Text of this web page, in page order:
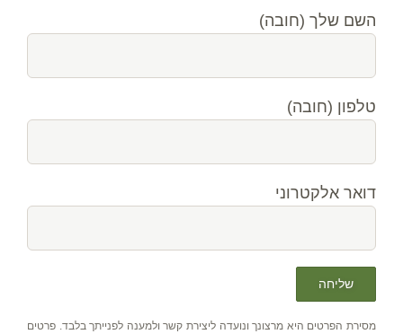
השם שלך (חובה)
טלפון (חובה)
דואר אלקטרוני
מסירת הפרטים היא מרצונך ונועדה ליצירת קשר ולמענה לפנייתך בלבד. פרטים